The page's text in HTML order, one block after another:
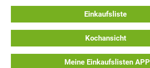
Einkaufsliste
Kochansicht
Meine Einkaufslisten APP